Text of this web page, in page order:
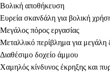
Βολική αποθήκευση
Ευρεία σκανδάλη για βολική
Μεγάλος πόρος εργασίας
Μεταλλικό περίβλημα για μεγάλη
Διαθέσιμο δοχείο άμμου
Χαμηλός κίνδυνος έκρηξης και